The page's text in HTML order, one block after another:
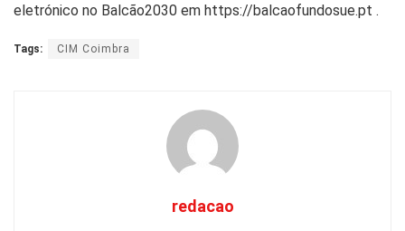
eletrónico no Balcão2030 em https://balcaofundosue.pt .
Tags: CIM Coimbra
redacao